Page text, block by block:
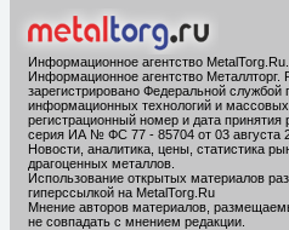
Информационное агентство MetalTorg.Ru
Информационное агентство Металлторг.
зарегистрировано Федеральной службой
информационных технологий и
регистрационный номер и дата принятия
серия ИА № ФС 77 - 85704 от 03 августа
Новости, аналитика, цены, статистика
драгоценных металлов.
Использование открытых материалов
гиперссылкой на MetalTorg.Ru
Мнение авторов материалов,
не совпадать с мнением редакции.